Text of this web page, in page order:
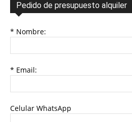
Pedido de presupuesto alquiler
* Nombre:
* Email:
Celular WhatsApp